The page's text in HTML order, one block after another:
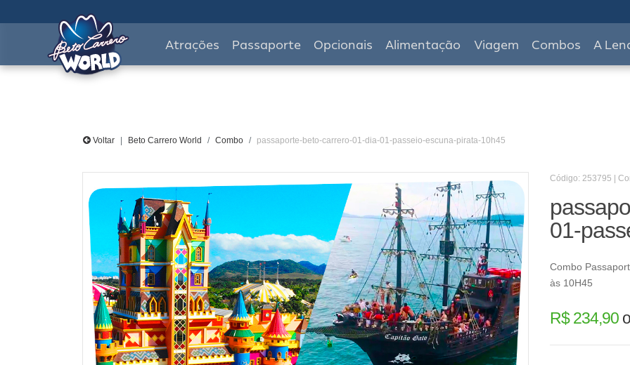
Atrações Passaporte Opcionais Alimentação Viagem Combos A
Voltar Beto Carrero World Combo passaporte-beto-carrero-01-dia-01-passeio-escuna-pirata-10h45
Código: 253795 |
01-
Combo
às 10H45
R$ 234,90